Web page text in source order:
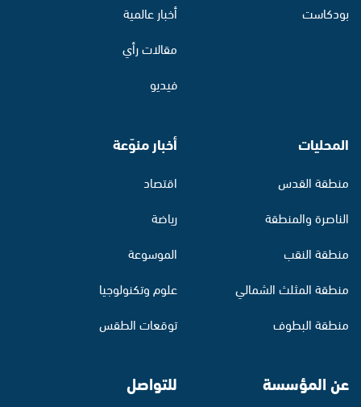
بودكاست
أخبار عالمية
مقالات رأي
فيديو
المحليات
منطقة القدس
الناصرة والمنطقة
منطقة النقب
منطقة المثلث الشمالي
منطقة البطوف
أخبار منوّعة
اقتصاد
رياضة
الموسوعة
علوم وتكنولوجيا
توقعات الطقس
عن المؤسسة للتواصل